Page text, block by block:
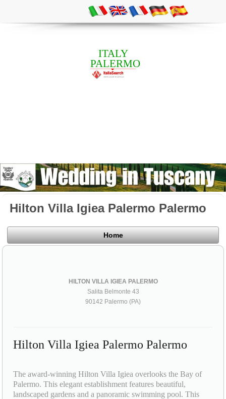
ITALY
PALERMO
Hilton Villa Igiea Palermo Palermo
Home
HILTON VILLA IGIEA PALERMO
Salita Belmonte 43
90142 Palermo (PA)
Hilton Villa Igiea Palermo Palermo
The award-winning Hilton Villa Igiea overlooks the Bay of
Palermo. This elegant establishment features beautiful,
landscaped gardens and a panoramic swimming pool. This